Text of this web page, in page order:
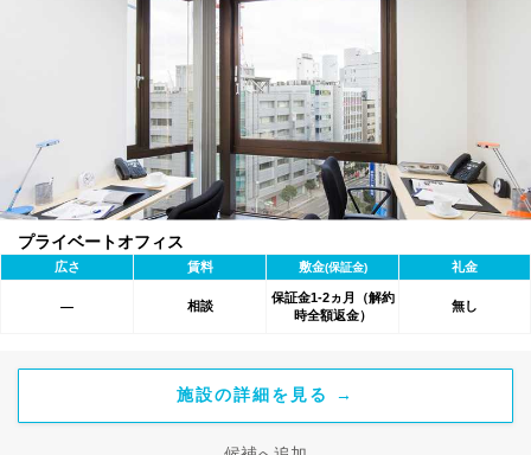
プライベートオフィス
広さ 賃料 敷金(保証金) 礼金
― 相談
保証金1-2ヵ月（解約
時全額返金）
無し
施設の詳細を見る →